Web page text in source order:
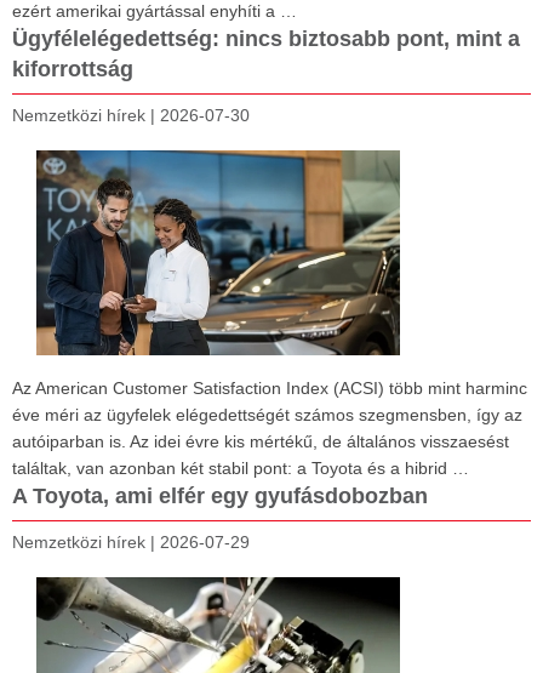
ezért amerikai gyártással enyhíti a …
Ügyfélelégedettség: nincs biztosabb pont, mint a
kiforrottság
Nemzetközi hírek | 2026-07-30
Az American Customer Satisfaction Index (ACSI) több mint harminc
éve méri az ügyfelek elégedettségét számos szegmensben, így az
autóiparban is. Az idei évre kis mértékű, de általános visszaesést
találtak, van azonban két stabil pont: a Toyota és a hibrid …
A Toyota, ami elfér egy gyufásdobozban
Nemzetközi hírek | 2026-07-29